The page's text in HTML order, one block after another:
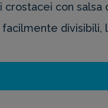
con salsa